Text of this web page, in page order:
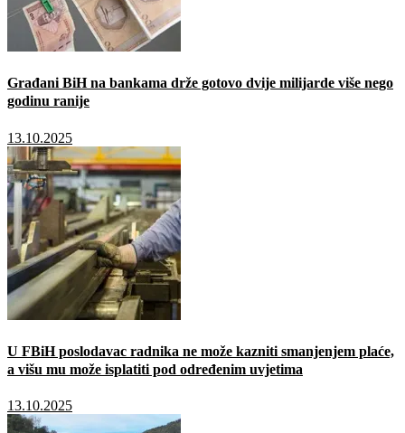
Građani BiH na bankama drže gotovo dvije milijarde više nego
godinu ranije
13.10.2025
U FBiH poslodavac radnika ne može kazniti smanjenjem plaće,
a višu mu može isplatiti pod određenim uvjetima
13.10.2025